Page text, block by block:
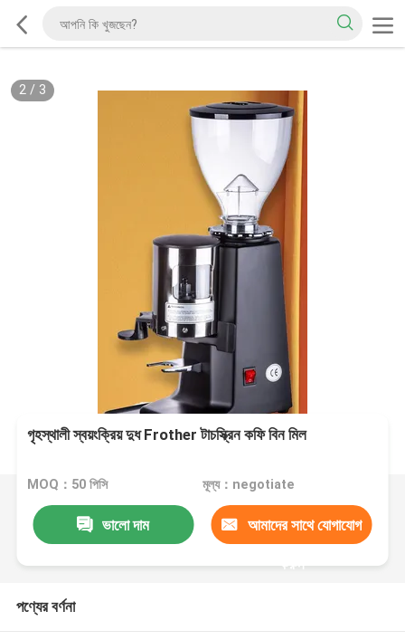
2/ 3
গৃহস্থালী স্বয়ংক্রিয় দুধ Frother টাচস্ক্রিন কফি বিন মিল
MOQ：50 পিসি মূল্য：negotiate
ভালো দাম আমাদের সাথে যোগাযোগ
করুন
পণ্যের বর্ণনা